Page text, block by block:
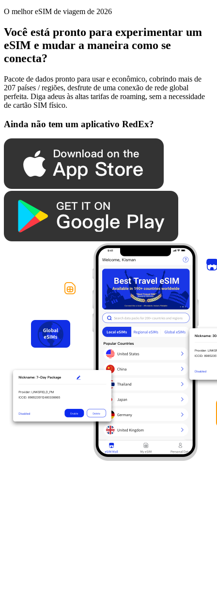
O melhor eSIM de viagem de 2026
Você está pronto para experimentar um
eSIM e mudar a maneira como se
conecta?
Pacote de dados pronto para usar e econômico, cobrindo mais de
207 países / regiões, desfrute de uma conexão de rede global
perfeita. Diga adeus às altas tarifas de roaming, sem a necessidade
de cartão SIM físico.
Ainda não tem um aplicativo RedEx?